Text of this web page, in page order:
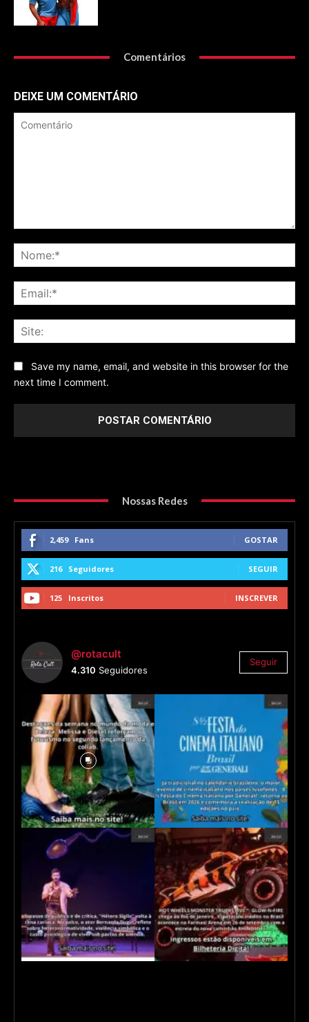
Comentários
DEIXE UM COMENTÁRIO
Save my name, email, and website in this browser for the
next time I comment.
Nossas Redes
2,459 Fans GOSTAR
216 Seguidores SEGUIR
125 Inscritos INSCREVER
@rotacult
4.310 Seguidores
Seguir